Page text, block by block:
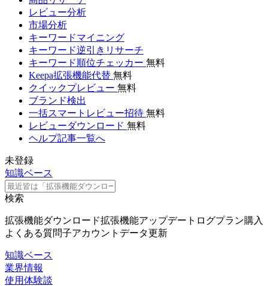
レビュー分析
市場分析
キーワードマイニング
キーワード逆引きリサーチ
キーワード順位チェッカー 無料
Keepa拡張機能代替 無料
クイックプレビュー 無料
ブランド検出
一括スマートレビュー招待 無料
レビューダウンロード 無料
ヘルプ記事一覧へ
未登録
知識ベース
検索
拡張機能ダウンロード拡張機能アップデートログプラン購入
よくある質問子アカウント データ更新
知識ベース
業界情報
使用体験談